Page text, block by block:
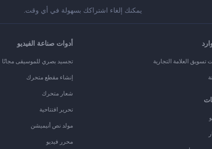
يمكنك إلغاء اشتراكك بسهولة في أي وقت.
تسويق العلامة التجارية
أدوات صناعة الفيديو
تجسيد بصري للموسيقى مجانًا
إنشاء مقطع متحرك
شعار متحرك
تحرير افتتاحية
مولد نص أنيميشن
محرر فيديو